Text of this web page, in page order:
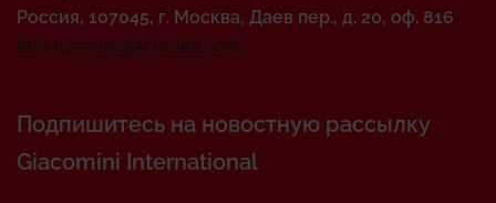
Россия, 107045, г. Москва, Даев пер., д. 20, оф. 816
info.russia@giacomini.com
Подпишитесь на новостную рассылку
Giacomini International